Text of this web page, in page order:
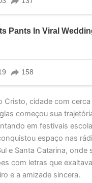
Cristo, cidade com cerca
começou sua
em festivais
espaço nas
e Santa Catarina, onde
com letras que
e a amizade sincera.